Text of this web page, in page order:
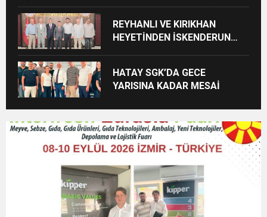
BAŞLATILDI”
REYHANLI VE KIRIKHAN
HEYETİNDEN İSKENDERUN
HATAY SGK’DA GECE
YARISINA KADAR MESAİ